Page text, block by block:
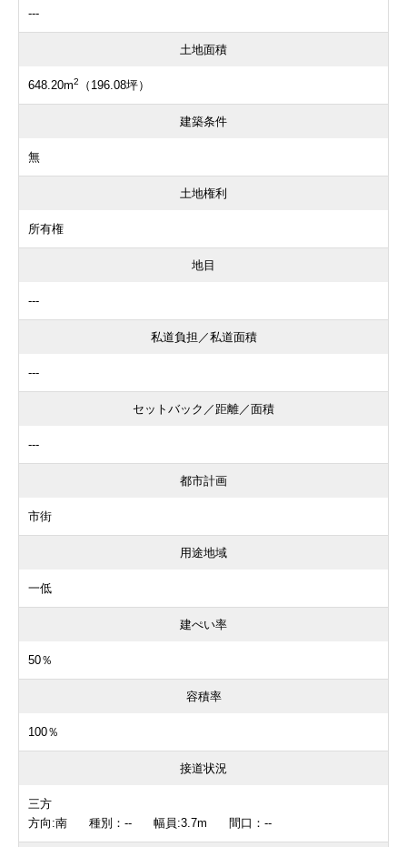
---
土地面積
648.20m2 （196.08坪）
建築条件
無
土地権利
所有権
地目
---
私道負担／私道面積
---
セットバック／距離／面積
---
都市計画
市街
用途地域
一低
建ぺい率
50％
容積率
100％
接道状況
三方
方向:南 種別：-- 幅員:3.7m 間口：--